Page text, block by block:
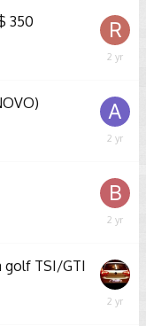
350
April
March
January
golf TSI/GTI